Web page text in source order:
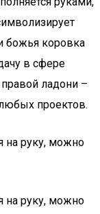
божья коровка
в сфере
ладони –
проектов.
на руку, можно
на руку, можно